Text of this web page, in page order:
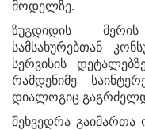
მოდელზე.
ზუგდიდის მერის
სამსახურებთან
სერვისის
რამდენიმე
დიალოგიც
შეხვედრა გაიმართა